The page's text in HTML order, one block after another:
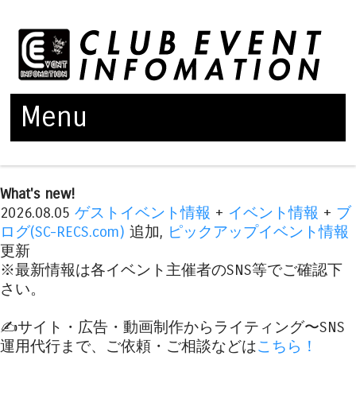
Menu
What's new!
2026.08.05 ゲストイベント情報 + イベント情報 + ブ
ログ(SC-RECS.com) 追加, ピックアップイベント情報
更新
※最新情報は各イベント主催者のSNS等でご確認下
さい。
✍️サイト・広告・動画制作からライティング〜SNS
運用代行まで、ご依頼・ご相談などはこちら！